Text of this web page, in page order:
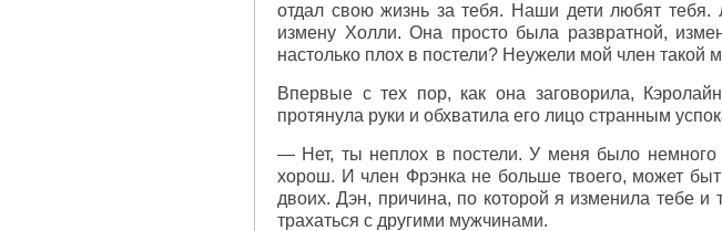
отдал свою жизнь за тебя. Наши дети любят
измену Холли. Она просто была развратной,
настолько плох в постели? Неужели мой член такой
Впервые с тех пор, как она заговорила,
протянула руки и обхватила его лицо странным
— Нет, ты неплох в постели. У меня было немного
хорош. И член Фрэнка не больше твоего, может
двоих. Дэн, причина, по которой я изменила тебе
трахаться с другими мужчинами.